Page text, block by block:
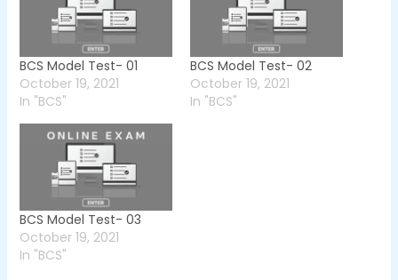
BCS Model Test- 01
October 19, 2021
In "BCS"
BCS Model Test- 02
October 19, 2021
In "BCS"
BCS Model Test- 03
October 19, 2021
In "BCS"